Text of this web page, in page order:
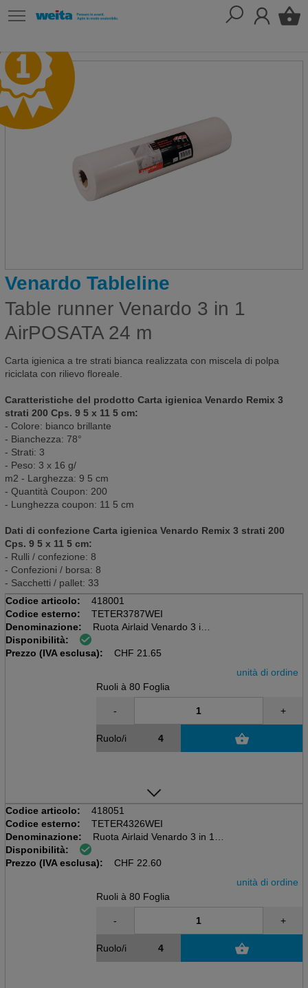
Venardo Tableline
Table runner Venardo 3 in 1
AirPOSATA 24 m
Carta igienica a tre strati bianca realizzata con miscela di polpa
riciclata con rilievo floreale.
Caratteristiche del prodotto Carta igienica Venardo Remix 3
strati 200 Cps. 9 5 x 11 5 cm:
- Colore: bianco brillante
- Bianchezza: 78°
- Strati: 3
- Peso: 3 x 16 g/
m2 - Larghezza: 9 5 cm
- Quantità Coupon: 200
- Lunghezza coupon: 11 5 cm
Dati di confezione Carta igienica Venardo Remix 3 strati 200
Cps. 9 5 x 11 5 cm:
- Rulli / confezione: 8
- Confezioni / borsa: 8
- Sacchetti / pallet: 33
Codice articolo:
418001
Codice esterno:
TETER3787WEI
Denominazione:
Ruota Airlaid Venardo 3 in 1
80 coupon, 55 g/m2
Disponibilità:
Prezzo (IVA esclusa):
CHF 21.65
unità di ordine
Ruoli à 80 Foglia
- +
Ruolo/i
Codice articolo:
418051
Codice esterno:
TETER4326WEI
Denominazione:
Ruota Airlaid Venardo 3 in 1
80 coupon, 55 g/m2
Disponibilità:
Prezzo (IVA esclusa):
CHF 22.60
unità di ordine
Ruoli à 80 Foglia
- +
Ruolo/i